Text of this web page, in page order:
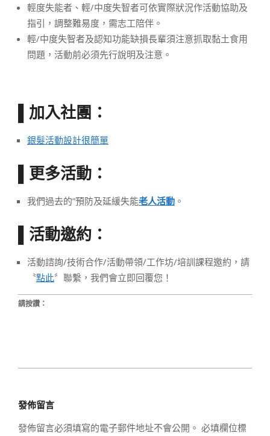
輕度失能者、輕/中度失智者可依實際狀況作活動協助及
指引，調整難易度，需志工陪伴。
輕/中度失智者及認知功能缺損長輩須注意抓取黏土食用
問題，活動前必須先行說明及注意。
加入社團：
銀髮活動設計很簡單
更多活動：
我們過去的”預防及延緩失能老人活動 。
活動邀約：
活動諮詢/技術合作/活動帶領/工作坊/培訓課程邀約，請
〝點此〞聯繫，我們會立即回覆您！
請按讚：
27
發佈留言
發佈留言必須填寫的電子郵件地址不會公開。 必填欄位標